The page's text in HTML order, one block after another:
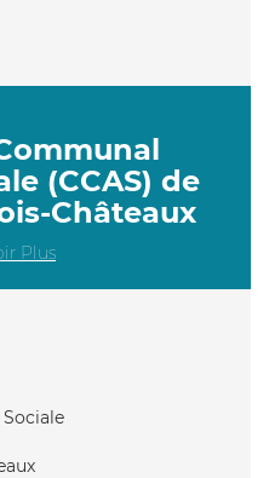
(CCAS) de
Châteaux
Plus